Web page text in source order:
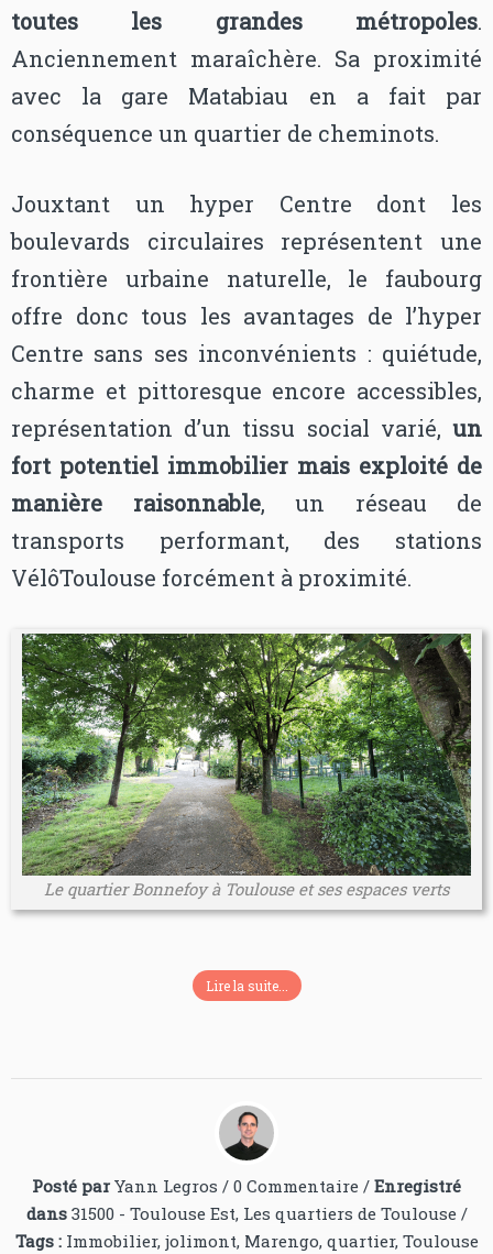
toutes les grandes métropoles.
Anciennement maraîchère. Sa proximité
avec la gare Matabiau en a fait par
conséquence un quartier de cheminots.
Jouxtant un hyper Centre dont les
boulevards circulaires représentent une
frontière urbaine naturelle, le faubourg
offre donc tous les avantages de l’hyper
Centre sans ses inconvénients : quiétude,
charme et pittoresque encore accessibles,
représentation d’un tissu social varié, un
fort potentiel immobilier mais exploité de
manière raisonnable, un réseau de
transports performant, des stations
VélôToulouse forcément à proximité.
Le quartier Bonnefoy à Toulouse et ses espaces verts
Lire la suite...
Posté par Yann Legros / 0 Commentaire / Enregistré
dans 31500 - Toulouse Est, Les quartiers de Toulouse /
Tags : Immobilier, jolimont, Marengo, quartier, Toulouse